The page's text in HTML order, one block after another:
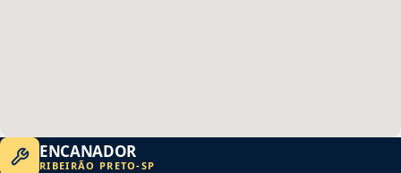
ENCANADOR
RIBEIRÃO PRETO-SP